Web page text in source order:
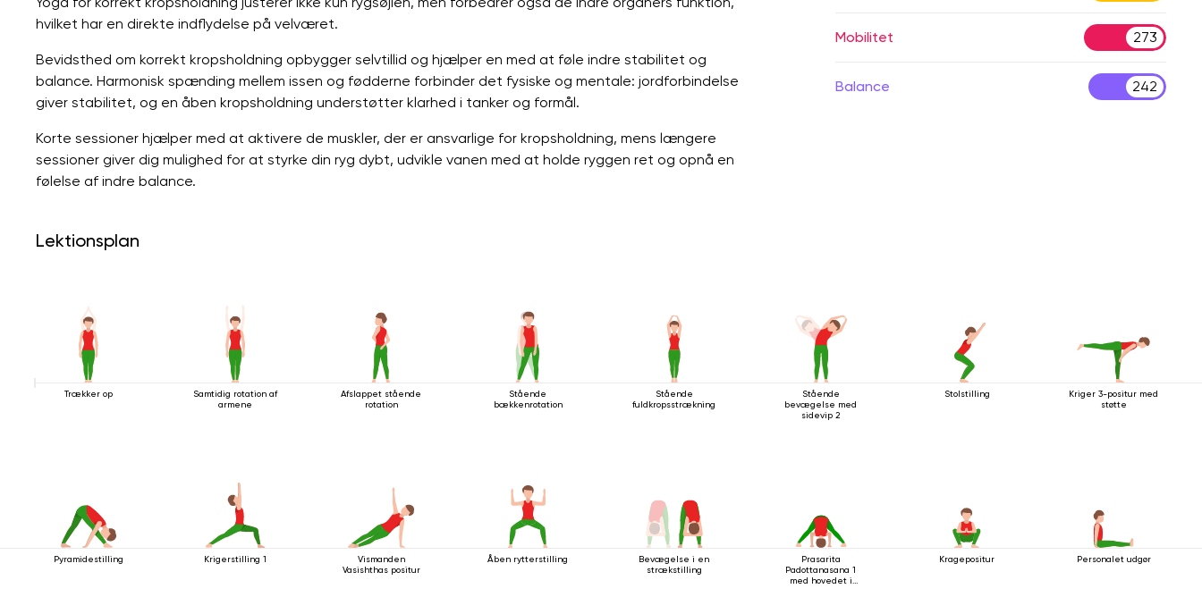
hvilket har en direkte indflydelse på velværet.
Bevidsthed om korrekt kropsholdning opbygger selvtillid og hjælper en med at føle indre stabilitet og
balance. Harmonisk spænding mellem issen og fødderne forbinder det fysiske og mentale: jordforbindelse
giver stabilitet, og en åben kropsholdning understøtter klarhed i tanker og formål.
Korte sessioner hjælper med at aktivere de muskler, der er ansvarlige for kropsholdning, mens længere
sessioner giver dig mulighed for at styrke din ryg dybt, udvikle vanen med at holde ryggen ret og opnå en
følelse af indre balance.
Mobilitet 273
Balance 242
Lektionsplan
Trækker op
Samtidig rotation af
armene
Afslappet stående
rotation
Stående
bækkenrotation
Stående
fuldkropsstrækning
Stående
bevægelse med
sidevip 2
Stolstilling
Kriger 3-positur med
støtte
Pyramidestilling Krigerstilling 1
Vismanden
Vasishthas positur
Åben rytterstilling
Bevægelse i en
strækstilling
Prasarita
Padottanasana 1
med hovedet i
Kragepositur Personalet udgør